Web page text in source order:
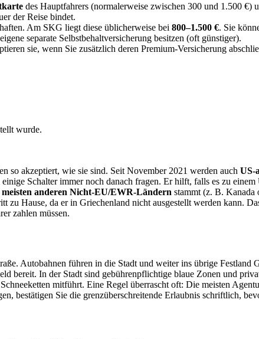
des Hauptfahrers (normalerweise zwischen 300 und 1.500 €)
der Reise bindet.
Am SKG liegt diese üblicherweise bei 800–1.500 €. Sie
separate Selbstbehaltversicherung besitzen (oft günstiger).
sie, wenn Sie zusätzlich deren Premium-Versicherung
wurde.
so akzeptiert, wie sie sind. Seit November 2021 werden auch US-
Schalter immer noch danach fragen. Er hilft, falls es zu
meisten anderen Nicht-EU/EWR-Ländern stammt (z. B. Kanada
zu Hause, da er in Griechenland nicht ausgestellt werden kann.
zahlen müssen.
Autobahnen führen in die Stadt und weiter ins übrige Festland
bereit. In der Stadt sind gebührenpflichtige blaue Zonen und
mitführt. Eine Regel überrascht oft: Die meisten
bestätigen Sie die grenzüberschreitende Erlaubnis schriftlich,